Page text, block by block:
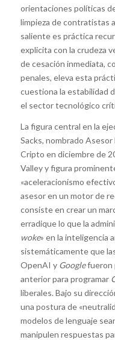
orientaciones políticas
limpieza de contratistas
saliente es práctica
explicita con la crudeza
de cesación inmediata,
penales, eleva esta
cuestiona la estabilidad
el sector tecnológico
La figura central en la
Sacks, nombrado
Cripto en diciembre de
Valley y figura
«aceleracionismo
asesor en un motor de
consiste en crear un
erradique lo que la
woke» en la inteligencia
sistemáticamente que
OpenAI y Googlefueron
anterior para programar
liberales. Bajo su
una postura de
modelos de lenguaje
manipulen respuestas